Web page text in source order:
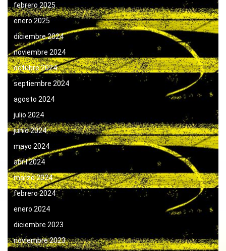
febrero 2025
enero 2025
diciembre 2024
noviembre 2024
octubre 2024
septiembre 2024
agosto 2024
julio 2024
junio 2024
mayo 2024
abril 2024
marzo 2024
febrero 2024
enero 2024
diciembre 2023
noviembre 2023